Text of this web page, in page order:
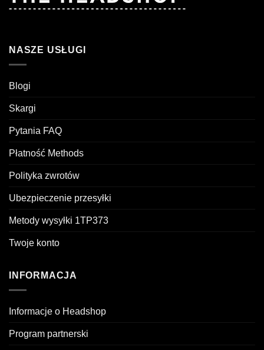
NASZE USŁUGI
Blogi
Skargi
Pytania FAQ
Płatność Methods
Polityka zwrotów
Ubezpieczenie przesyłki
Metody wysyłki 1TP373
Twoje konto
INFORMACJA
Informacje o Headshop
Program partnerski